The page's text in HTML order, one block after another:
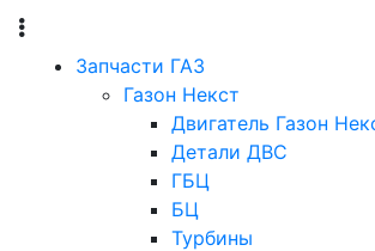
Запчасти ГАЗ
Газон Некст
Двигатель Газон
Детали ДВС
ГБЦ
БЦ
Турбины